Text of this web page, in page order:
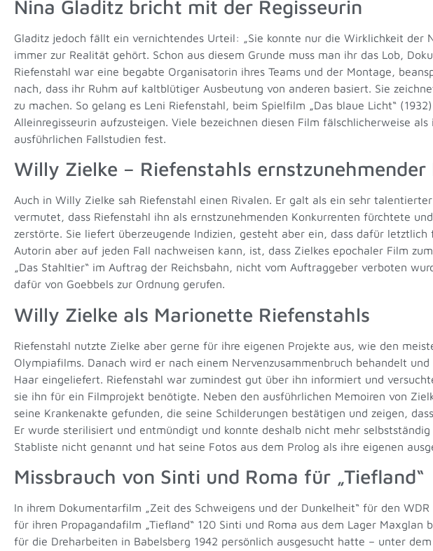
Nina Gladitz bricht mit der Regisseurin
Gladitz jedoch fällt ein vernichtendes Urteil: „Sie konnte nur die Wirklichkeit
immer zur Realität gehört. Schon aus diesem Grunde muss man ihr das Lob,
Riefenstahl war eine begabte Organisatorin ihres Teams und der Montage,
nach, dass ihr Ruhm auf kaltblütiger Ausbeutung von anderen basiert. Sie
zu machen. So gelang es Leni Riefenstahl, beim Spielfilm „Das blaue Licht“
Alleinregisseurin aufzusteigen. Viele bezeichnen diesen Film fälschlicherweise
ausführlichen Fallstudien fest.
Willy Zielke – Riefenstahls ernstzunehmender
Auch in Willy Zielke sah Riefenstahl einen Rivalen. Er galt als ein sehr
vermutet, dass Riefenstahl ihn als ernstzunehmenden Konkurrenten fürchtete
zerstörte. Sie liefert überzeugende Indizien, gesteht aber ein, dass dafür
Autorin aber auf jeden Fall nachweisen kann, ist, dass Zielkes epochaler Film
„Das Stahltier“ im Auftrag der Reichsbahn, nicht vom Auftraggeber verboten
dafür von Goebbels zur Ordnung gerufen.
Willy Zielke als Marionette Riefenstahls
Riefenstahl nutzte Zielke aber gerne für ihre eigenen Projekte aus, wie den
Olympiafilms. Danach wird er nach einem Nervenzusammenbruch behandelt
Haar eingeliefert. Riefenstahl war zumindest gut über ihn informiert und
sie ihn für ein Filmprojekt benötigte. Neben den ausführlichen Memoiren von
seine Krankenakte gefunden, die seine Schilderungen bestätigen und zeigen,
Er wurde sterilisiert und entmündigt und konnte deshalb nicht mehr
Stabliste nicht genannt und hat seine Fotos aus dem Prolog als ihre eigenen
Missbrauch von Sinti und Roma für „Tiefland“
In ihrem Dokumentarfilm „Zeit des Schweigens und der Dunkelheit“ für den
für ihren Propagandafilm „Tiefland“ 120 Sinti und Roma aus dem Lager
für die Dreharbeiten in Babelsberg 1942 persönlich ausgesucht hatte – unter